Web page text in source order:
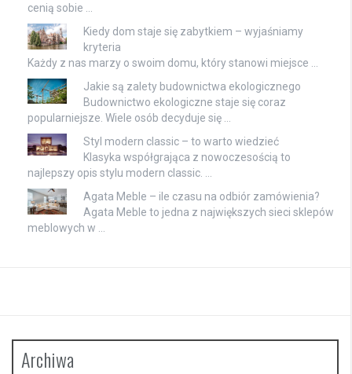
cenią sobie …
Kiedy dom staje się zabytkiem – wyjaśniamy
kryteria
Każdy z nas marzy o swoim domu, który stanowi miejsce …
Jakie są zalety budownictwa ekologicznego
Budownictwo ekologiczne staje się coraz
popularniejsze. Wiele osób decyduje się …
Styl modern classic – to warto wiedzieć
Klasyka współgrająca z nowoczesością to
najlepszy opis stylu modern classic. …
Agata Meble – ile czasu na odbiór zamówienia?
Agata Meble to jedna z największych sieci sklepów
meblowych w …
Archiwa